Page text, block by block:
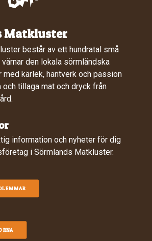
Matkluster
består av ett hundratal små
den lokala sörmländska
med kärlek, hantverk och passion
tillaga mat och dryck från
information och nyheter för dig
i Sörmlands Matkluster.